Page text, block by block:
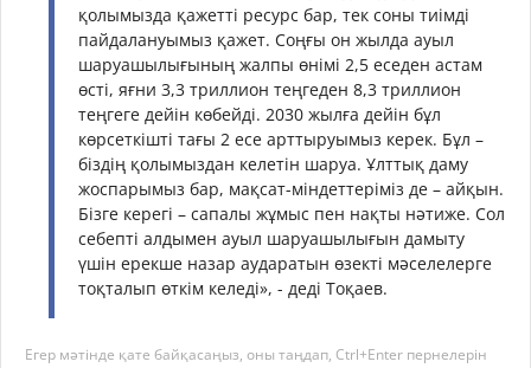
қолымызда қажетті ресурс бар, тек соны тиімді
пайдалануымыз қажет. Соңғы он жылда ауыл
шаруашылығының жалпы өнімі 2,5 еседен астам
өсті, яғни 3,3 триллион теңгеден 8,3 триллион
теңгеге дейін көбейді. 2030 жылға дейін бұл
көрсеткішті тағы 2 есе арттыруымыз керек. Бұл –
біздің қолымыздан келетін шаруа. Ұлттық даму
жоспарымыз бар, мақсат-міндеттеріміз де – айқын.
Бізге керегі – сапалы жұмыс пен нақты нәтиже. Сол
себепті алдымен ауыл шаруашылығын дамыту
үшін ерекше назар аударатын өзекті мәселелерге
тоқталып өткім келеді», - деді Тоқаев.
Егер мәтінде қате байқасаңыз, оны таңдап, Ctrl+Enter пернелерін